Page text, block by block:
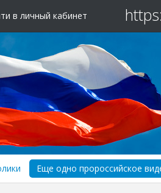
в личный кабинет
Еще одно пророссийское